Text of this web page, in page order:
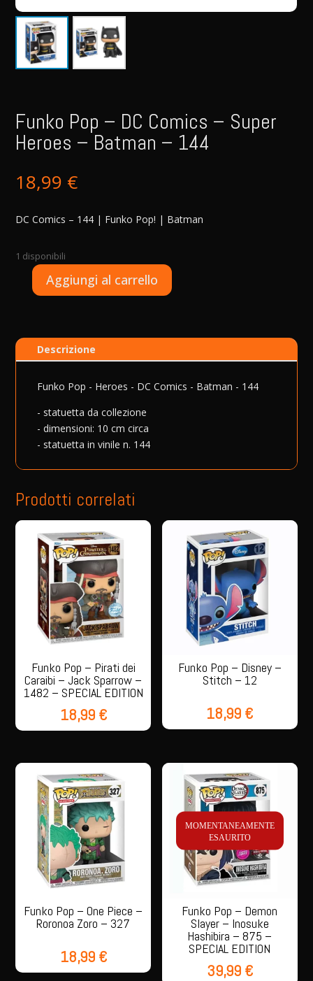
Funko Pop – DC Comics – Super
Heroes – Batman – 144
18,99 €
DC Comics – 144 | Funko Pop! | Batman
1 disponibili
Funko
DC
Comics
Super
Batman
144
Aggiungi al carrello
r
t
Descrizione
Funko Pop - Heroes - DC Comics - Batman - 144
- statuetta da collezione
- dimensioni: 10 cm circa
- statuetta in vinile n. 144
Prodotti correlati
Funko Pop – Pirati dei
Caraibi – Jack Sparrow –
1482 – SPECIAL EDITION
18,99 €
Funko Pop – Disney –
Stitch – 12
18,99 €
Funko Pop – One Piece –
Roronoa Zoro – 327
18,99 €
MOMENTANEAMENTE
ESAURITO
Funko Pop – Demon
Slayer – Inosuke
Hashibira – 875 –
SPECIAL EDITION
39,99 €